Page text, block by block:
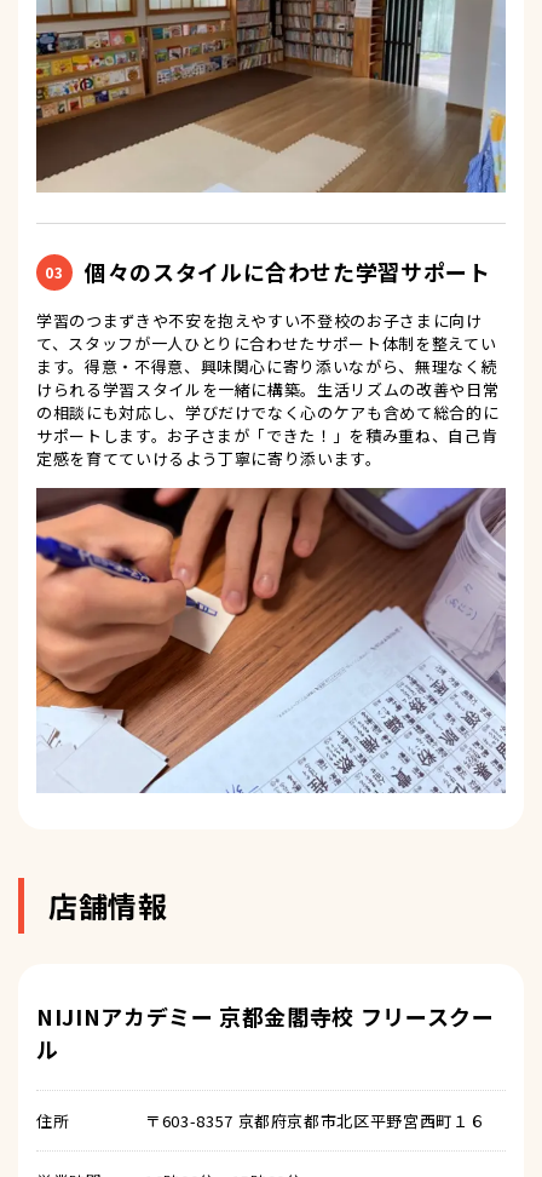
03 個々のスタイルに合わせた学習サポート
学習のつまずきや不安を抱えやすい不登校のお子さまに向け
て、スタッフが一人ひとりに合わせたサポート体制を整えてい
ます。得意・不得意、興味関心に寄り添いながら、無理なく続
けられる学習スタイルを一緒に構築。生活リズムの改善や日常
の相談にも対応し、学びだけでなく心のケアも含めて総合的に
サポートします。お子さまが「できた！」を積み重ね、自己肯
定感を育てていけるよう丁寧に寄り添います。
店舗情報
NIJINアカデミー 京都金閣寺校 フリースクー
ル
住所 〒603-8357 京都府京都市北区平野宮西町１６